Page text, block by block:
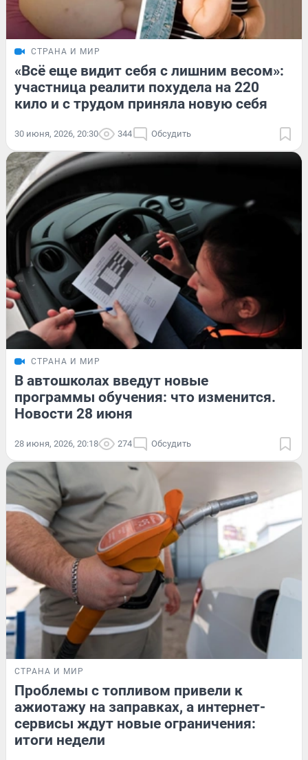
СТРАНА И МИР
«Всё еще видит себя с лишним весом»:
участница реалити похудела на 220
кило и с трудом приняла новую себя
30 июня, 2026, 20:30 344 Обсудить
СТРАНА И МИР
В автошколах введут новые
программы обучения: что изменится.
Новости 28 июня
28 июня, 2026, 20:18 274 Обсудить
СТРАНА И МИР
Проблемы с топливом привели к
ажиотажу на заправках, а интернет-
сервисы ждут новые ограничения:
итоги недели